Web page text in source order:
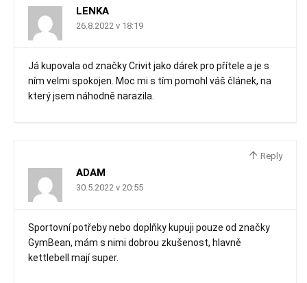
LENKA
26.8.2022 v 18:19
Já kupovala od značky Crivit jako dárek pro přítele a je s
ním velmi spokojen. Moc mi s tím pomohl váš článek, na
který jsem náhodně narazila.
Reply
ADAM
30.5.2022 v 20:55
Sportovní potřeby nebo doplňky kupuji pouze od značky
GymBean, mám s nimi dobrou zkušenost, hlavně
kettlebell mají super.